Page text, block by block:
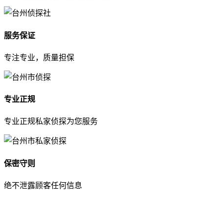
服务保证
专注专业，质量担保
专业正规
专业正规私家侦探为您服务
保密守则
绝不泄露顾客任何信息